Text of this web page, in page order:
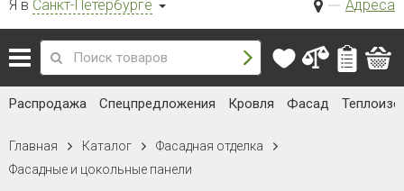
Я в Санкт-Петербурге Адреса
Распродажа Спецпредложения Кровля Фасад
Главная Каталог
Фасадная отделка
Фасадные и цокольные панели